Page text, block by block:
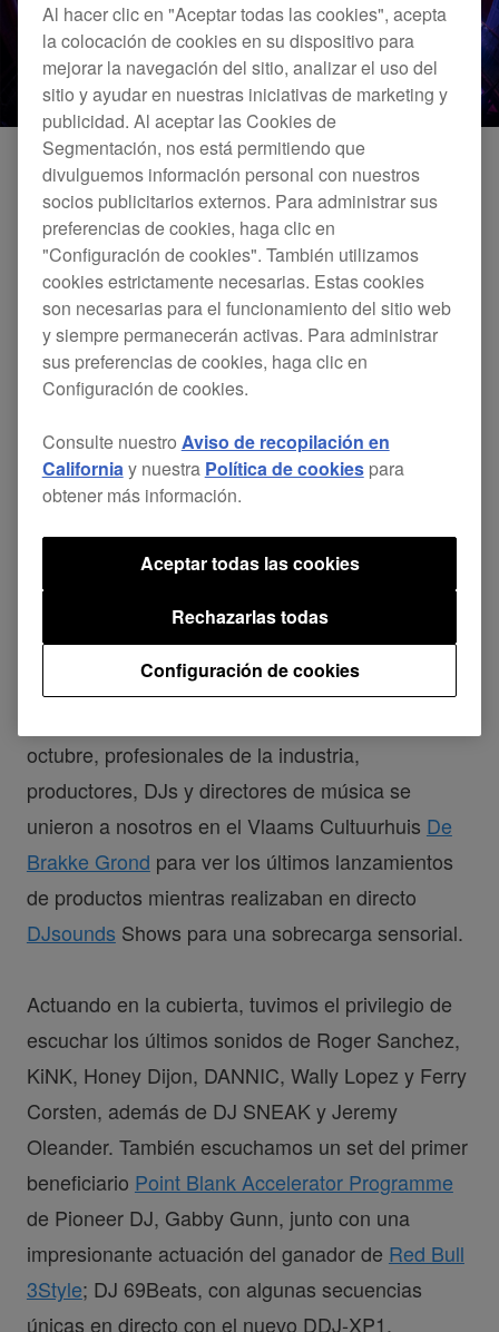
Ya ha finalizado otro año de caos en la pista de
octubre, profesionales de la industria,
productores, DJs y directores de música se
unieron a nosotros en el Vlaams Cultuurhuis De
Brakke Grond para ver los últimos lanzamientos
de productos mientras realizaban en directo
DJsounds Shows para una sobrecarga sensorial.
Actuando en la cubierta, tuvimos el privilegio de
escuchar los últimos sonidos de Roger Sanchez,
KiNK, Honey Dijon, DANNIC, Wally Lopez y Ferry
Corsten, además de DJ SNEAK y Jeremy
Oleander. También escuchamos un set del primer
beneficiario Point Blank Accelerator Programme
de Pioneer DJ, Gabby Gunn, junto con una
impresionante actuación del ganador de Red Bull
3Style; DJ 69Beats, con algunas secuencias
únicas en directo con el nuevo DDJ-XP1.
Al hacer clic en "Aceptar todas las cookies", acepta
la colocación de cookies en su dispositivo para
mejorar la navegación del sitio, analizar el uso del
sitio y ayudar en nuestras iniciativas de marketing y
publicidad. Al aceptar las Cookies de
Segmentación, nos está permitiendo que
divulguemos información personal con nuestros
socios publicitarios externos. Para administrar sus
preferencias de cookies, haga clic en
"Configuración de cookies". También utilizamos
cookies estrictamente necesarias. Estas cookies
son necesarias para el funcionamiento del sitio web
y siempre permanecerán activas. Para administrar
sus preferencias de cookies, haga clic en
Configuración de cookies.
Consulte nuestro Aviso de recopilación en
Californiay nuestra Política de cookiespara
obtener más información.
Configuración de cookies
Rechazarlas todas
Aceptar todas las cookies